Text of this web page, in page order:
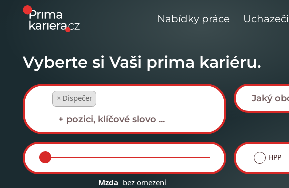
Nabídky práce Uchazeči
Vyberte si Vaši prima kariéru.
× Dispečer
Mzda bez omezení
HPP